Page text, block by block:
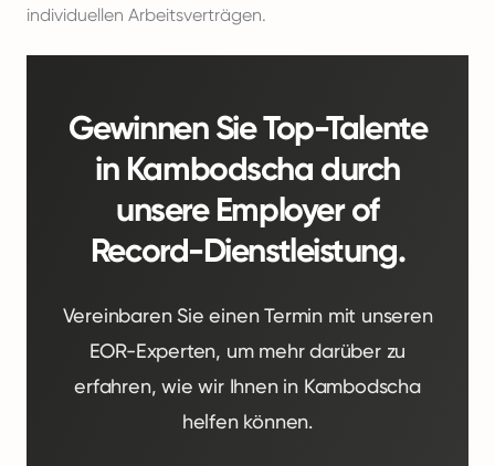
individuellen Arbeitsverträgen.
Gewinnen Sie Top-Talente
in Kambodscha durch
unsere Employer of
Record-Dienstleistung.
Vereinbaren Sie einen Termin mit unseren
EOR-Experten, um mehr darüber zu
erfahren, wie wir Ihnen in Kambodscha
helfen können.